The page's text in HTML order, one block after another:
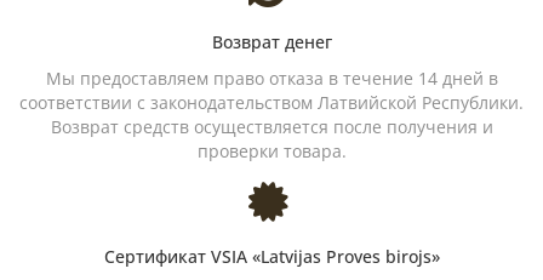
Возврат денег
Мы предоставляем право отказа в течение 14 дней в
соответствии с законодательством Латвийской Республики.
Возврат средств осуществляется после получения и
проверки товара.
Сертификат VSIA «Latvijas Proves birojs»